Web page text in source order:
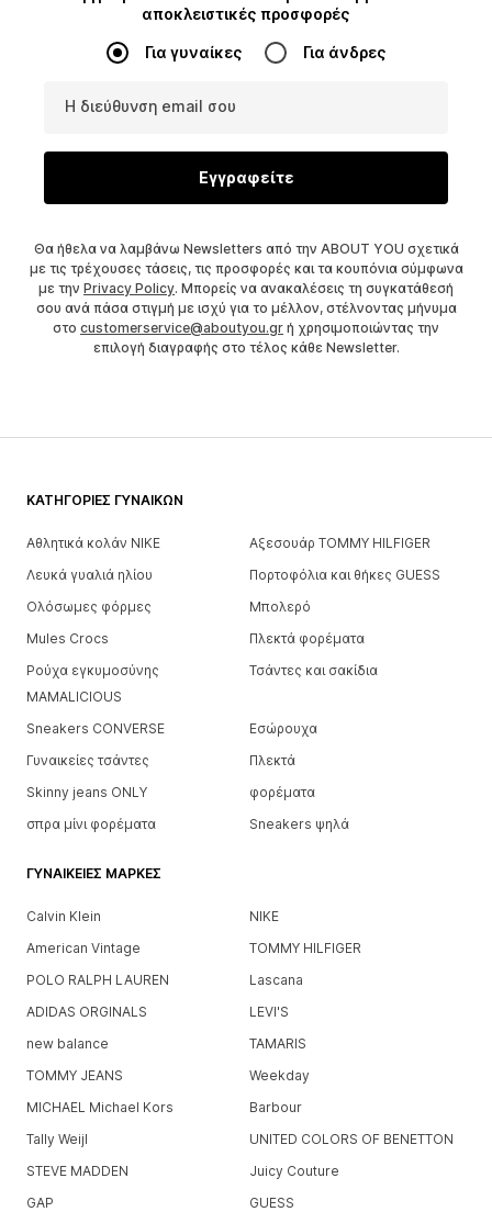
αποκλειστικές προσφορές
Για γυναίκες Για άνδρες
Η διεύθυνση email σου
Εγγραφείτε
Θα ήθελα να λαμβάνω Newsletters από την ABOUT YOU σχετικά
με τις τρέχουσες τάσεις, τις προσφορές και τα κουπόνια σύμφωνα
με την Privacy Policy. Μπορείς να ανακαλέσεις τη συγκατάθεσή
σου ανά πάσα στιγμή με ισχύ για το μέλλον, στέλνοντας μήνυμα
στο customerservice@aboutyou.gr ή χρησιμοποιώντας την
επιλογή διαγραφής στο τέλος κάθε Newsletter.
ΚΑΤΗΓΟΡΊΕΣ ΓΥΝΑΙΚΏΝ
Αθλητικά κολάν NIKE
Αξεσουάρ TOMMY HILFIGER
Λευκά γυαλιά ηλίου
Πορτοφόλια και θήκες GUESS
Ολόσωμες φόρμες
Μπολερό
Mules Crocs
Πλεκτά φορέματα
Ρούχα εγκυμοσύνης
MAMALICIOUS
Τσάντες και σακίδια
Sneakers CONVERSE
Εσώρουχα
Γυναικείες τσάντες
Πλεκτά
Skinny jeans ONLY
φορέματα
σπρα μίνι φορέματα
Sneakers ψηλά
ΓΥΝΑΙΚΕΊΕΣ ΜΆΡΚΕΣ
Calvin Klein
NIKE
American Vintage
TOMMY HILFIGER
POLO RALPH LAUREN
Lascana
ADIDAS ORGINALS
LEVI'S
new balance
TAMARIS
TOMMY JEANS
Weekday
MICHAEL Michael Kors
Barbour
Tally Weijl
UNITED COLORS OF BENETTON
STEVE MADDEN
Juicy Couture
GAP
GUESS